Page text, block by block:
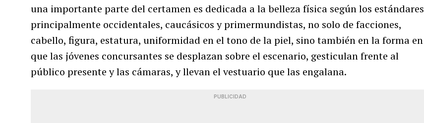
una importante parte del certamen es dedicada a la belleza física según los estándares
principalmente occidentales, caucásicos y primermundistas, no solo de facciones,
cabello, figura, estatura, uniformidad en el tono de la piel, sino también en la forma en
que las jóvenes concursantes se desplazan sobre el escenario, gesticulan frente al
público presente y las cámaras, y llevan el vestuario que las engalana.
PUBLICIDAD